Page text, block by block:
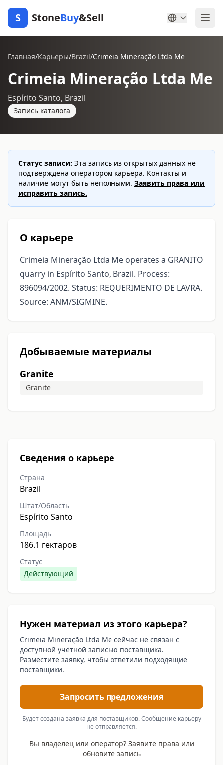
S StoneBuy&Sell
Главная/Карьеры/Brazil/Crimeia Mineração Ltda Me
Crimeia Mineração Ltda Me
Espírito Santo, Brazil
Запись каталога
Статус записи: Эта запись из открытых данных не
подтверждена оператором карьера. Контакты и
наличие могут быть неполными. Заявить права или
исправить запись.
О карьере
Crimeia Mineração Ltda Me operates a GRANITO
quarry in Espírito Santo, Brazil. Process:
896094/2002. Status: REQUERIMENTO DE LAVRA.
Source: ANM/SIGMINE.
Добываемые материалы
Granite
Granite
Сведения о карьере
Страна
Brazil
Штат/Область
Espírito Santo
Площадь
186.1 гектаров
Статус
Действующий
Нужен материал из этого карьера?
Crimeia Mineração Ltda Me сейчас не связан с
доступной учётной записью поставщика.
Разместите заявку, чтобы ответили подходящие
поставщики.
Запросить предложения
Будет создана заявка для поставщиков. Сообщение карьеру
не отправляется.
Вы владелец или оператор? Заявите права или
обновите запись